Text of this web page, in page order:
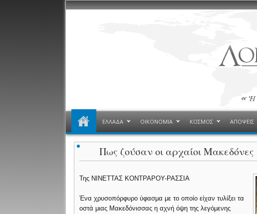
ΕΛΛΑΔΑ ΟΙΚΟΝΟΜΙΑ ΚΟΣΜΟΣ ΑΠΟΨΕΙΣ
Πως ζούσαν οι αρχαίοι Μακεδόνες
Της ΝΙΝΕΤΤΑΣ ΚΟΝΤΡΑΡΟΥ-ΡΑΣΣΙΑ
Ένα χρυσοπόρφυρο ύφασμα με το οποίο είχαν τυλίξει τα
οστά μιας Μακεδόνισσας η αχνή όψη της λεγόμενης